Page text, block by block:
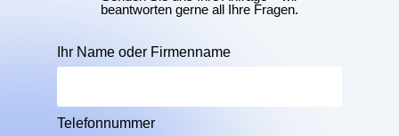
Ihr Name oder Firmenname
Telefonnummer
beantworten gerne all Ihre Fragen.